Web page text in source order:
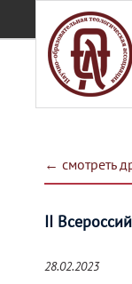
Перейти к
← смотреть
II
28.02.2023